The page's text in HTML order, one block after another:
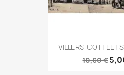
VILLERS-
10,00 €